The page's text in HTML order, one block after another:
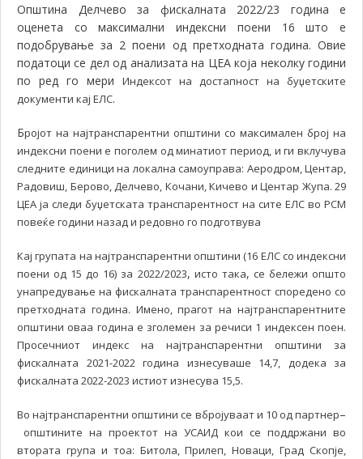
Општина Делчево за фискалната 2022/23 година е
оценета со максимални индексни поени 16 што е
подобрување за 2 поени од претходната година. Овие
податоци се дел од анализата на ЦЕА која неколку години
по ред го мери Индексот на достапност на буџетските
документи кај ЕЛС.
Бројот на најтранспарентни општини со максимален број на
индексни поени е поголем од минатиот период, и ги вклучува
следните единици на локална самоуправа: Аеродром, Центар,
Радовиш, Берово, Делчево, Кочани, Кичево и Центар Жупа. 29
ЦЕА ја следи буџетската транспарентност на сите ЕЛС во РСМ
повеќе години назад и редовно го подготвува
Кај групата на најтранспарентни општини (16 ЕЛС со индексни
поени од 15 до 16) за 2022/2023, исто така, се бележи општо
унапредување на фискалната транспарентност споредено со
претходната година. Имено, прагот на најтранспарентните
општини оваа година е зголемен за речиси 1 индексен поен.
Просечниот индекс на најтранспарентни општини за
фискалната 2021-2022 година изнесуваше 14,7, додека за
фискалната 2022-2023 истиот изнесува 15,5.
Во најтранспарентни општини се вбројуваат и 10 од партнер–
општините на проектот на УСАИД кои се поддржани во
втората група и тоа: Битола, Прилеп, Новаци, Град Скопје,